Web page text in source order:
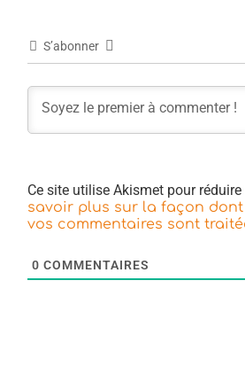
S’abonner
Ce site utilise Akismet pour
savoir plus sur la façon
vos commentaires sont
0 COMMENTAIRES